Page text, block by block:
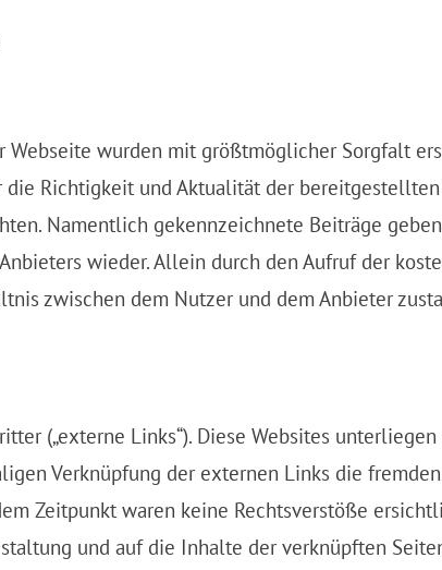
wurden mit größtmöglicher Sorgfalt
Richtigkeit und Aktualität der
Namentlich gekennzeichnete Beiträge
wieder. Allein durch den Aufruf der
zwischen dem Nutzer und dem Anbieter
(„externe Links“). Diese Websites
Verknüpfung der externen Links die
Zeitpunkt waren keine Rechtsverstöße
und auf die Inhalte der verknüpften